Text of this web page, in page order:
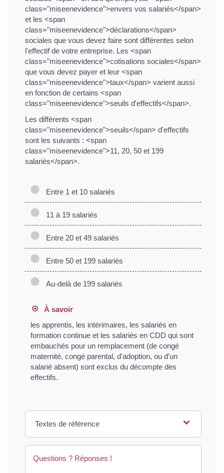
class="miseenevidence">envers vos salariés</span>
et les <span
class="miseenevidence">déclarations</span>
sociales que vous devez faire sont différentes selon
l'effectif de votre entreprise. Les <span
class="miseenevidence">cotisations sociales</span>
que vous devez payer et leur <span
class="miseenevidence">taux</span> varient aussi
en fonction de certains <span
class="miseenevidence">seuils d'effectifs</span>.
Les différents <span
class="miseenevidence">seuils</span> d'effectifs
sont les suivants : <span
class="miseenevidence">11, 20, 50 et 199
salariés</span>.
Entre 1 et 10 salariés
11 à 19 salariés
Entre 20 et 49 salariés
Entre 50 et 199 salariés
Au-delà de 199 salariés
À savoir
les apprentis, les intérimaires, les salariés en
formation continue et les salariés en CDD qui sont
embauchés pour un remplacement (de congé
maternité, congé parental, d'adoption, ou d'un
salarié absent) sont exclus du décompte des
effectifs.
Textes de référence
Questions ? Réponses !